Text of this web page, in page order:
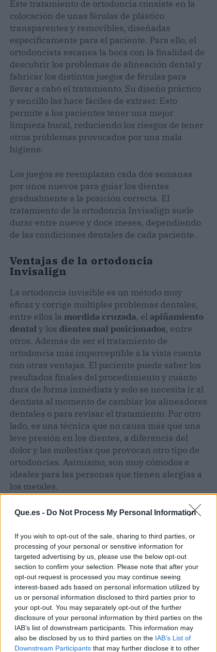
Que.es - Do Not Process My Personal Information
If you wish to opt-out of the sale, sharing to third parties, or
processing of your personal or sensitive information for
targeted advertising by us, please use the below opt-out
section to confirm your selection. Please note that after your
opt-out request is processed you may continue seeing
interest-based ads based on personal information utilized by
us or personal information disclosed to third parties prior to
your opt-out. You may separately opt-out of the further
disclosure of your personal information by third parties on the
IAB’s list of downstream participants. This information may
also be disclosed by us to third parties on the IAB’s List of
Downstream Participants that may further disclose it to other
Este tratamiento de ortodoncia consiste en la
colocación de unas férulas de plástico
transparentes y removibles, diseñadas
específicamente para el paciente. Para ello, el
ortodoncista escanea la boca con la finalidad de
descubrir los problemas de alineación dental y
fabricar los distintos juegos de férulas para
llevar a cabo el tratamiento. Su diseño práctico
y sencillo las hace fáciles de extraer. Esto
permite a los pacientes tener una mejor
limpieza bucal, reduciendo los riesgos de tener
otros problemas provocados por una mala
higiene.
Los juegos se reemplazan cada dos semanas
por unos nuevos para guiar los dientes
gradualmente a la posición correcta. El
tratamiento de la ortodoncia Invisalign suele
durar entre nueve y doce meses, dependiendo
de las condiciones dentales de cada paciente.
Ventajas de la ortodoncia
Invisalign
La ortodoncia invisible es un método muy
eficaz y corrige múltiples problemas dentales,
entre ellos la mordida cruzada, el apiñamiento
dental y los dientes mal posicionados, entre
otros. Además de ser el tratamiento de
ortodoncia más imperceptible a la vista cuenta
con otras ventajas. El paciente puede saber los
resultados finales del procedimiento y cuánto
dura de forma inmediata y solo se necesita ir al
dentista al momento de cambiar los alineadores
dentales o para revisar el tratamiento. Por otro
lado, es una técnica que no causa más que una
leve presión en los dientes, a diferencia del
dolor y las molestias que provocan otro tipo de
ortodoncias. Asimismo, son muy cómodos e
ideales para las personas que tienen alergias a
los metales.
La Clínica MG Dental destaca por utilizar
poco invasivos, y cuenta con profesionales
especializados en realizar distintos
tratamientos estéticos, ya sean dentales o
faciales, asegurando óptimos resultados.
Artículo anterior
Rent Car Deluxe explica
si es mejor la compra o
el alquiler de coches
deportivos
Artículo siguiente
¿Cómo combatir la
alopecia femenina? El
método de Capilar
Innovation Clinic